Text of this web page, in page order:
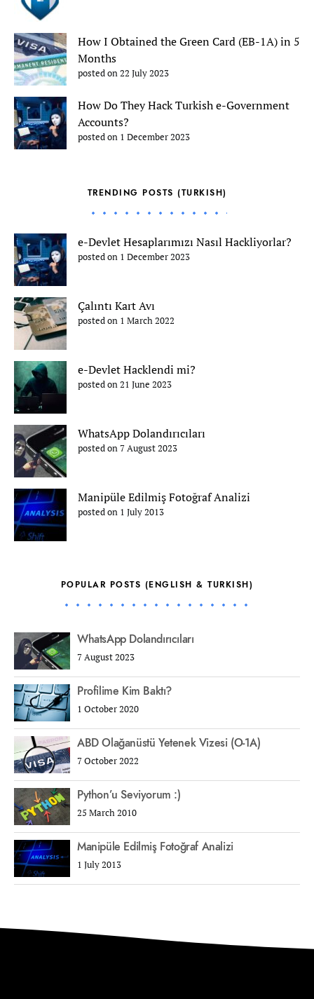
How I Obtained the Green Card (EB-1A) in 5
Months
posted on 22 July 2023
How Do They Hack Turkish e-Government
Accounts?
posted on 1 December 2023
TRENDING POSTS (TURKISH)
e-Devlet Hesaplarımızı Nasıl Hackliyorlar?
posted on 1 December 2023
Çalıntı Kart Avı
posted on 1 March 2022
e-Devlet Hacklendi mi?
posted on 21 June 2023
WhatsApp Dolandırıcıları
posted on 7 August 2023
Manipüle Edilmiş Fotoğraf Analizi
posted on 1 July 2013
POPULAR POSTS (ENGLISH & TURKISH)
WhatsApp Dolandırıcıları
7 August 2023
Profilime Kim Baktı?
1 October 2020
ABD Olağanüstü Yetenek Vizesi (O-1A)
7 October 2022
Python’u Seviyorum :)
25 March 2010
Manipüle Edilmiş Fotoğraf Analizi
1 July 2013